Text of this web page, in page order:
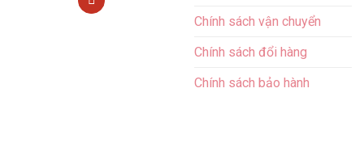
Chính sách vận chuyển
Chính sách đổi hàng
Chính sách bảo hành